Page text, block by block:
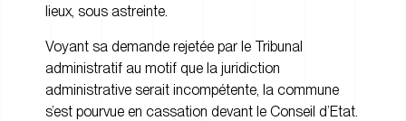
lieux, sous astreinte.
Voyant sa demande rejetée par le Tribunal
administratif au motif que la juridiction
administrative serait incompétente, la commune
s’est pourvue en cassation devant le Conseil d’Etat.